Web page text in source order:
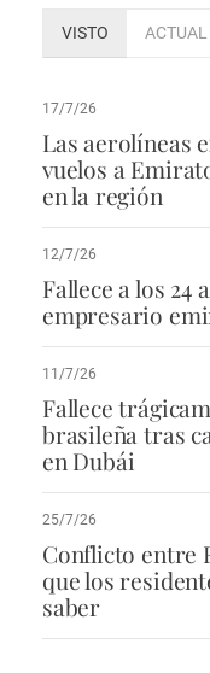
VISTO ACTUAL
17/7/26
Las aerolíneas
vuelos a
en la región
12/7/26
Fallece a los 24
empresario
11/7/26
Fallece
brasileña tras
en Dubái
25/7/26
Conflicto entre
que los
saber